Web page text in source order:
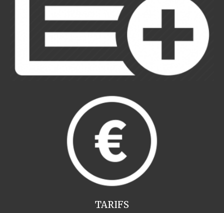
TARIFS